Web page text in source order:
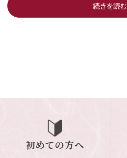
続きを読む
初めての方へ